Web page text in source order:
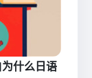
什么日语